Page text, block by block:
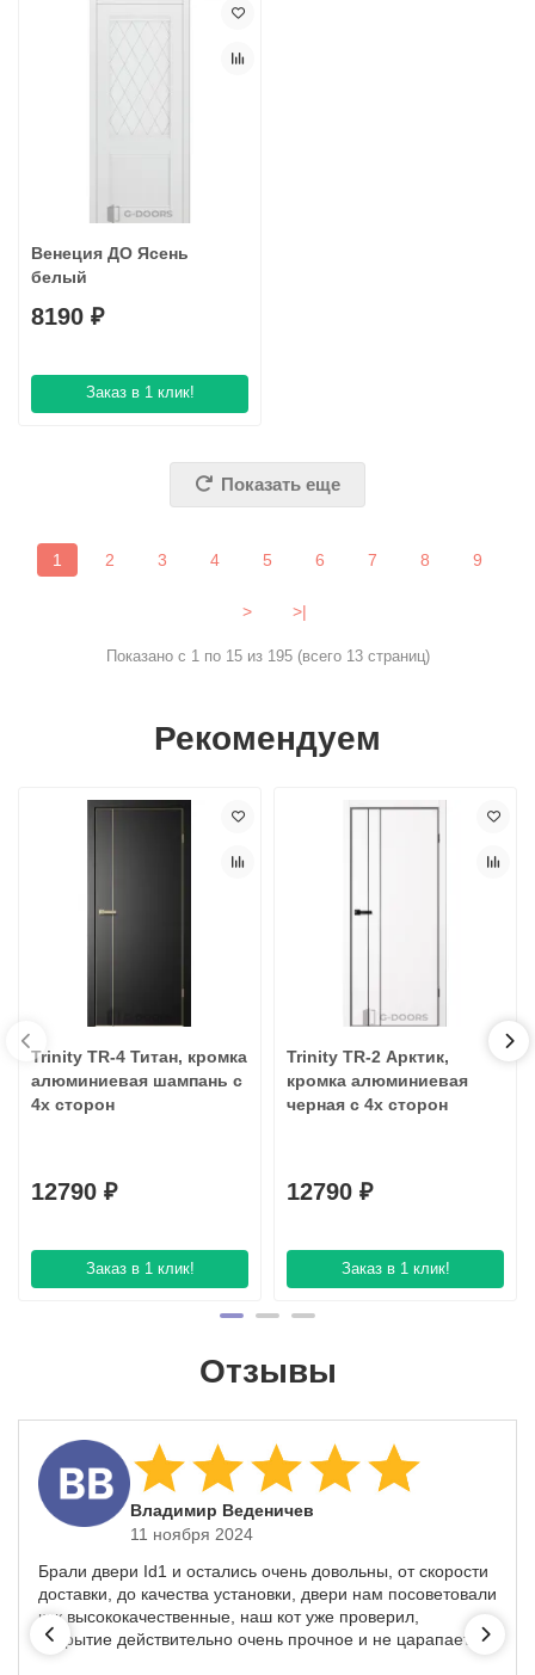
Венеция ДО Ясень
белый
8190 ₽
Заказ в 1 клик!
Показать еще
1 2 3 4 5 6 7 8 9
> >|
Показано с 1 по 15 из 195 (всего 13 страниц)
Рекомендуем
Trinity TR-4 Титан, кромка
алюминиевая шампань с
4х сторон
12790 ₽
Заказ в 1 клик!
Trinity TR-2 Арктик,
кромка алюминиевая
черная с 4х сторон
12790 ₽
Заказ в 1 клик!
Отзывы
​Владимир Веденичев
11 ноября 2024
Брали двери Id1 и остались очень довольны, от скорости
доставки, до качества установки, двери нам посоветовали
как высококачественные, наш кот уже проверил,
покрытие действительно очень прочное и не царапается